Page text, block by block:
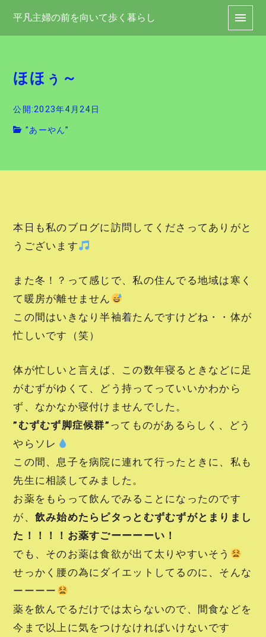
平凡主婦の前を向いて歩く暮らし
ほほぅ～
公開:2023年4月24日
”あーやん”
本日も私のブログに訪問してくださってありがと
うございます
また冬！？って感じで、私の住んでる地域は寒く
て暖房が離せません
この間はいきなり半袖着たんですけどね・・体が
忙しいです（笑）
体が忙しいと言えば、この数年寝るときなどに足
がむずがゆくて、どう持ってっていいかわから
ず、なかなか寝付けませんでした。
”むずむず脚症候群” ってものがあるらしく、どう
やらソレ
この間、息子を病院に連れて行ったときに、私も
先生に相談してみました。
お薬をもらって飲んでみることになったのです
が、 飲み始めたらピタっとむずむずがとまりまし
た！！！！お薬すごーーーーい！
でも、そのお薬は食欲が出て太りやすいそう
せっかく腰の為にダイエットしてるのに、そんな
ーーーー
薬を飲んでるだけでは太らないので、間食などを
今まで以上に気をつけなければいけないです